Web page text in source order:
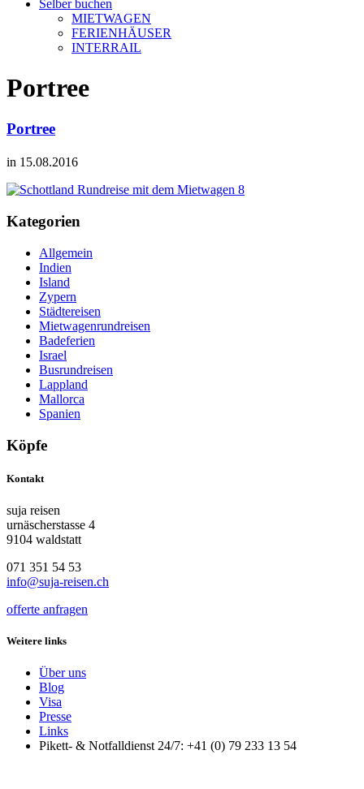
Selber buchen
MIETWAGEN
FERIENHÄUSER
INTERRAIL
Portree
Portree
in 15.08.2016
Kategorien
Allgemein
Indien
Island
Zypern
Städtereisen
Mietwagenrundreisen
Badeferien
Israel
Busrundreisen
Lappland
Mallorca
Spanien
Köpfe
Kontakt
suja reisen
urnäscherstasse 4
9104 waldstatt
071 351 54 53
info@suja-reisen.ch
offerte anfragen
Weitere links
Über uns
Blog
Visa
Presse
Links
Pikett- & Notfalldienst 24/7: +41 (0) 79 233 13 54